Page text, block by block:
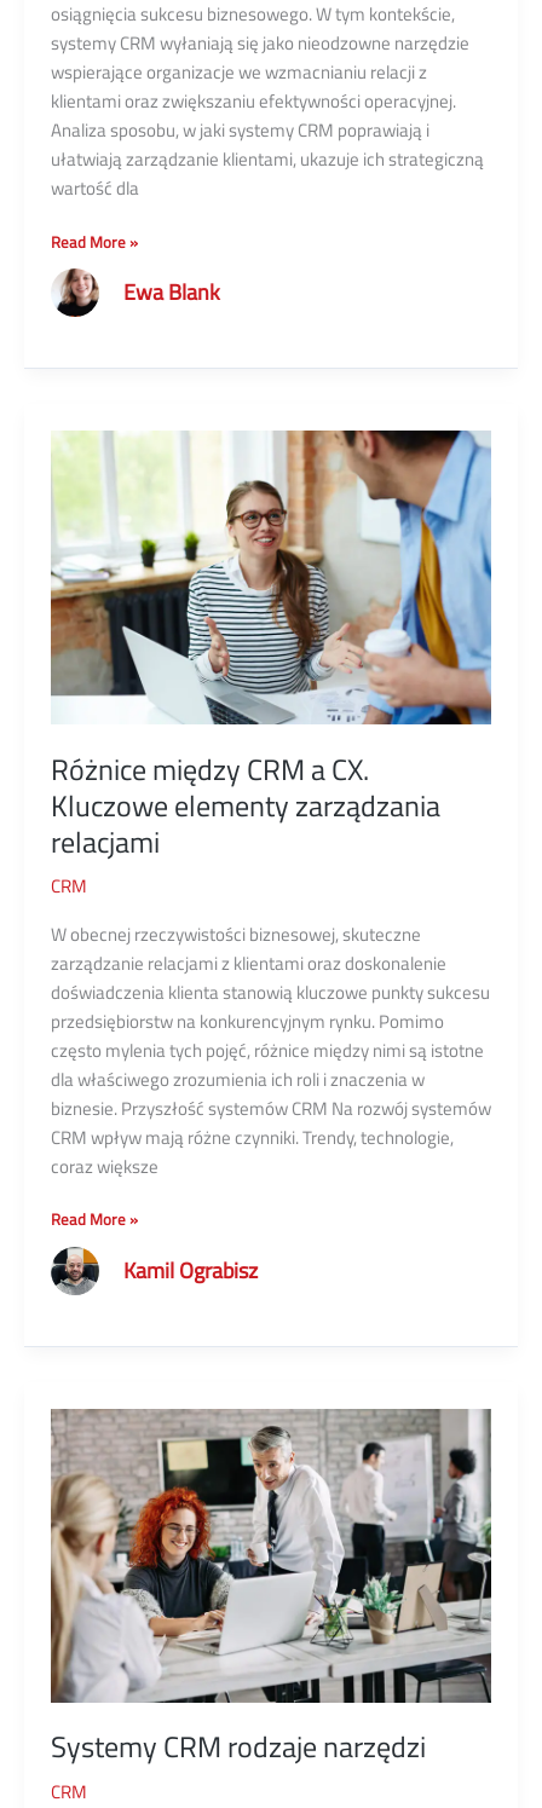
osiągnięcia sukcesu biznesowego. W tym kontekście,
systemy CRM wyłaniają się jako nieodzowne narzędzie
wspierające organizacje we wzmacnianiu relacji z
klientami oraz zwiększaniu efektywności operacyjnej.
Analiza sposobu, w jaki systemy CRM poprawiają i
ułatwiają zarządzanie klientami, ukazuje ich strategiczną
wartość dla
CRM:
Skuteczne
zarządzanie
Read More »
Ewa Blank
Różnice między CRM a CX.
Kluczowe elementy zarządzania
relacjami
CRM
W obecnej rzeczywistości biznesowej, skuteczne
zarządzanie relacjami z klientami oraz doskonalenie
doświadczenia klienta stanowią kluczowe punkty sukcesu
przedsiębiorstw na konkurencyjnym rynku. Pomimo
często mylenia tych pojęć, różnice między nimi są istotne
dla właściwego zrozumienia ich roli i znaczenia w
biznesie. Przyszłość systemów CRM Na rozwój systemów
CRM wpływ mają różne czynniki. Trendy, technologie,
coraz większe
Różnice
między
CRM
zarządzania
relacjami
Read More »
Kamil Ograbisz
Systemy CRM rodzaje narzędzi
CRM